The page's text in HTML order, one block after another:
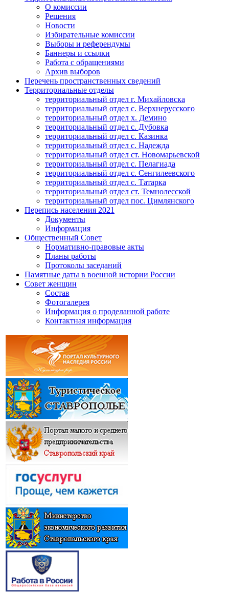
О комиссии
Решения
Новости
Избирательные комиссии
Выборы и референдумы
Баннеры и ссылки
Работа с обращениями
Архив выборов
Перечень пространственных сведений
Территориальные отделы
территориальный отдел г. Михайловска
территориальный отдел с. Верхнерусского
территориальный отдел х. Демино
территориальный отдел с. Дубовка
территориальный отдел с. Казинка
территориальный отдел с. Надежда
территориальный отдел ст. Новомарьевской
территориальный отдел с. Пелагиада
территориальный отдел с. Сенгилеевского
территориальный отдел с. Татарка
территориальный отдел ст. Темнолесской
территориальный отдел пос. Цимлянского
Перепись населения 2021
Документы
Информация
Общественный Совет
Нормативно-правовые акты
Планы работы
Протоколы заседаний
Памятные даты в военной истории России
Совет женщин
Состав
Фотогалерея
Информация о проделанной работе
Контактная информация